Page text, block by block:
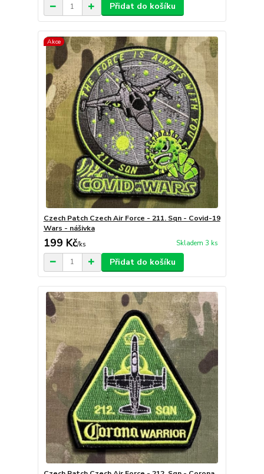
Přidat do košíku
Akce
Czech Patch Czech Air Force - 211. Sqn - Covid-19
Wars - nášivka
199 Kč/ks Skladem 3 ks
Přidat do košíku